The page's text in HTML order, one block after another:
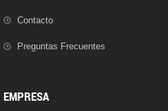
Contacto
Preguntas Frecuentes
EMPRESA